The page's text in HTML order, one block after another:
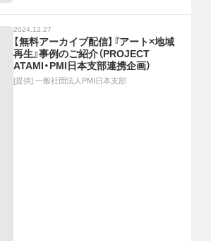
2024.12.27
【無料アーカイブ配信】『アート×地域
再生』事例のご紹介（PROJECT
ATAMI・PMI日本支部連携企画）
[提供] 一般社団法人PMI日本支部